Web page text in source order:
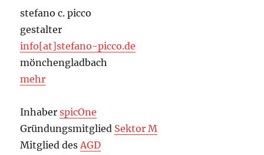
stefano c. picco
gestalter
info[at]stefano-picco.de
mönchengladbach
mehr
InhaberspicOne
Gründungsmitglied Sektor M
Mitglied desAGD